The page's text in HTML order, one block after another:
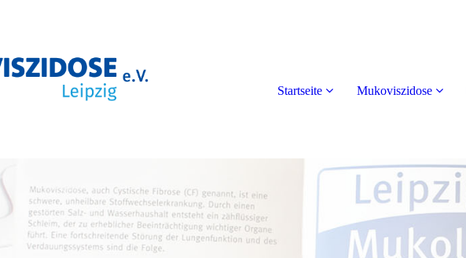
Startseite Mukoviszidose